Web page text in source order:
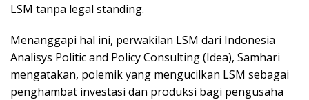
LSM tanpa legal standing.
Menanggapi hal ini, perwakilan LSM dari Indonesia
Analisys Politic and Policy Consulting (Idea), Samhari
mengatakan, polemik yang mengucilkan LSM sebagai
penghambat investasi dan produksi bagi pengusaha